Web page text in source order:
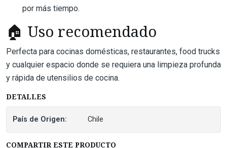
por más tiempo.
🏠 Uso recomendado
Perfecta para cocinas domésticas, restaurantes, food trucks
y cualquier espacio donde se requiera una limpieza profunda
y rápida de utensilios de cocina.
DETALLES
País de Origen: Chile
COMPARTIR ESTE PRODUCTO